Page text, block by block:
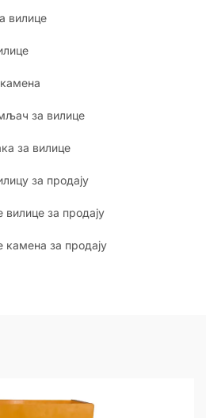
вилице
за вилице
за вилице
за продају
за продају
за продају